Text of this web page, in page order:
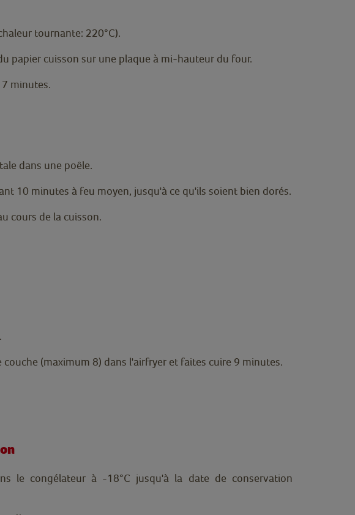
tournante: 220°C).
papier cuisson sur une plaque à mi-hauteur du four.
minutes.
dans une poêle.
10 minutes à feu moyen, jusqu'à ce qu'ils soient bien dorés.
cours de la cuisson.
couche (maximum 8) dans l'airfryer et faites cuire 9 minutes.
le congélateur à -18°C jusqu'à la date de conservation